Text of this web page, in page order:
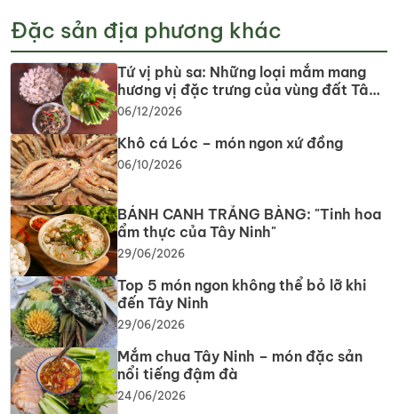
Đặc sản địa phương khác
Tứ vị phù sa: Những loại mắm mang
hương vị đặc trưng của vùng đất Tây
Ninh
06/12/2026
Khô cá Lóc – món ngon xứ đồng
06/10/2026
BÁNH CANH TRẢNG BÀNG: "Tinh hoa
ẩm thực của Tây Ninh"
29/06/2026
Top 5 món ngon không thể bỏ lỡ khi
đến Tây Ninh
29/06/2026
Mắm chua Tây Ninh – món đặc sản
nổi tiếng đậm đà
24/06/2026